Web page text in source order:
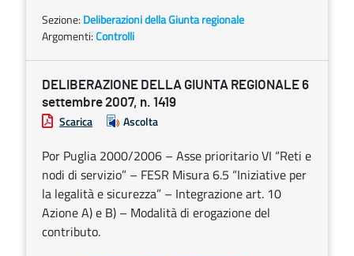
Sezione: Deliberazioni della Giunta regionale
Argomenti:Controlli
DELIBERAZIONE DELLA GIUNTA REGIONALE 6
settembre 2007, n. 1419
Scarica Ascolta
Por Puglia 2000/2006 – Asse prioritario VI “Reti e
nodi di servizio” – FESR Misura 6.5 “Iniziative per
la legalità e sicurezza” – Integrazione art. 10
Azione A) e B) – Modalità di erogazione del
contributo.